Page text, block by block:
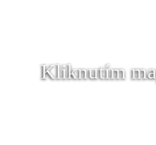
Kliknutím